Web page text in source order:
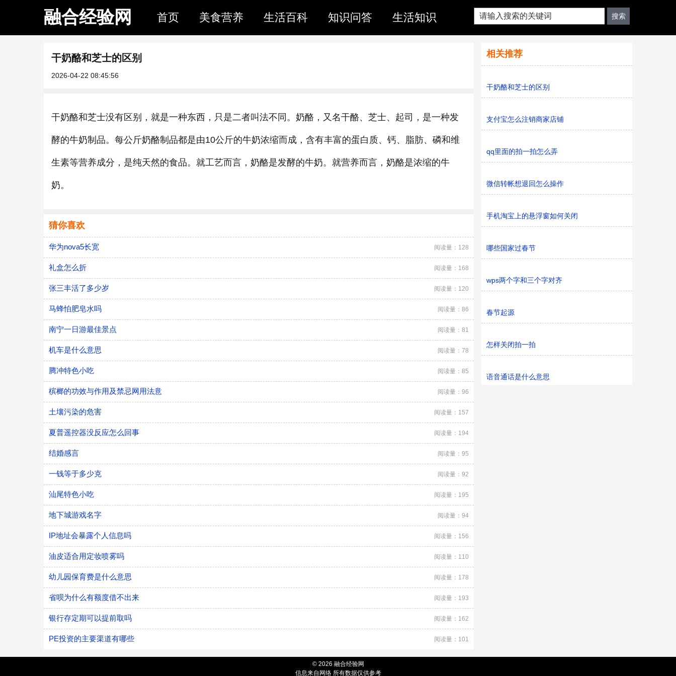
融合经验网 首页 美食营养 生活百科 知识问答 生活知识
干奶酪和芝士的区别
2026-04-22 08:45:56
干奶酪和芝士没有区别，就是一种东西，只是二者叫法不同。奶酪，又名干酪、芝士、起司，是一种发
酵的牛奶制品。每公斤奶酪制品都是由10公斤的牛奶浓缩而成，含有丰富的蛋白质、钙、脂肪、磷和维
生素等营养成分，是纯天然的食品。就工艺而言，奶酪是发酵的牛奶。就营养而言，奶酪是浓缩的牛
奶。
猜你喜欢
华为nova5长宽 阅读量：128
礼盒怎么折 阅读量：168
张三丰活了多少岁 阅读量：120
马蜂怕肥皂水吗 阅读量：86
南宁一日游最佳景点 阅读量：81
机车是什么意思 阅读量：78
腾冲特色小吃 阅读量：85
槟榔的功效与作用及禁忌网用法意 阅读量：96
土壤污染的危害 阅读量：157
夏普遥控器没反应怎么回事 阅读量：194
结婚感言 阅读量：95
一钱等于多少克 阅读量：92
汕尾特色小吃 阅读量：195
地下城游戏名字 阅读量：94
IP地址会暴露个人信息吗 阅读量：156
油皮适合用定妆喷雾吗 阅读量：110
幼儿园保育费是什么意思 阅读量：178
省呗为什么有额度借不出来 阅读量：193
银行存定期可以提前取吗 阅读量：162
PE投资的主要渠道有哪些 阅读量：101
相关推荐
干奶酪和芝士的区别
支付宝怎么注销商家店铺
qq里面的拍一拍怎么弄
微信转帐想退回怎么操作
手机淘宝上的悬浮窗如何关闭
哪些国家过春节
wps两个字和三个字对齐
春节起源
怎样关闭拍一拍
语音通话是什么意思
© 2026 融合经验网
信息来自网络 所有数据仅供参考